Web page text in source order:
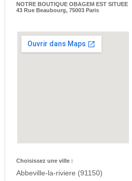
NOTRE BOUTIQUE OBAGEM EST SITUEE
43 Rue Beaubourg, 75003 Paris
Choisissez une ville :
Abbeville-la-riviere (91150)